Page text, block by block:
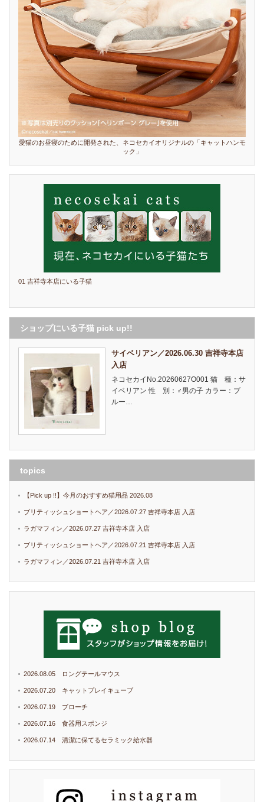
愛猫のお昼寝のために開発された、ネコセカイオリジナルの「キャットハンモ
ック」
01 吉祥寺本店にいる子猫
ショップにいる子猫 pick up!!
サイベリアン／2026.06.30 吉祥寺本店
入店
ネコセカイNo.20260627O001 猫 種：サ
イベリアン 性 別：♂男の子 カラー：ブ
ルー…
topics
【Pick up !!】今月のおすすめ猫用品 2026.08
ブリティッシュショートヘア／2026.07.27 吉祥寺本店 入店
ラガマフィン／2026.07.27 吉祥寺本店 入店
ブリティッシュショートヘア／2026.07.21 吉祥寺本店 入店
ラガマフィン／2026.07.21 吉祥寺本店 入店
2026.08.05 ロングテールマウス
2026.07.20 キャットプレイキューブ
2026.07.19 ブローチ
2026.07.16 食器用スポンジ
2026.07.14 清潔に保てるセラミック給水器